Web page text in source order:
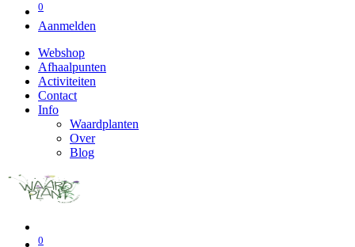
0
Aanmelden
Webshop
Afhaalpunten
Activiteiten
Contact
Info
Waardplanten
Over
Blog
0